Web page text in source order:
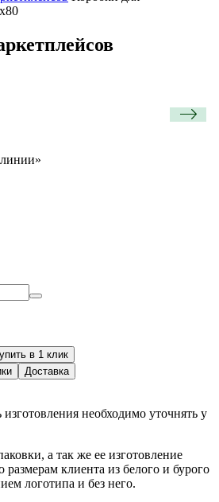
в 1 клик
Доставка
необходимо уточнять у
а так же ее изготовление
клиента из белого и бурого
логотипа и без него.